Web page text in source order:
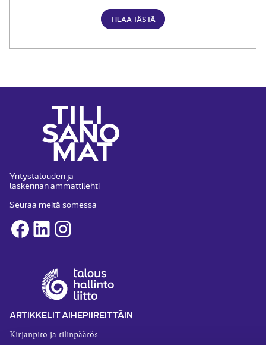
TILAA TÄSTÄ
Yritystalouden ja
laskennan ammattilehti
Seuraa meitä somessa
Facebook
LinkedInInstagram
ARTIKKELIT AIHEPIIREITTÄIN
Kirjanpito ja tilinpäätös